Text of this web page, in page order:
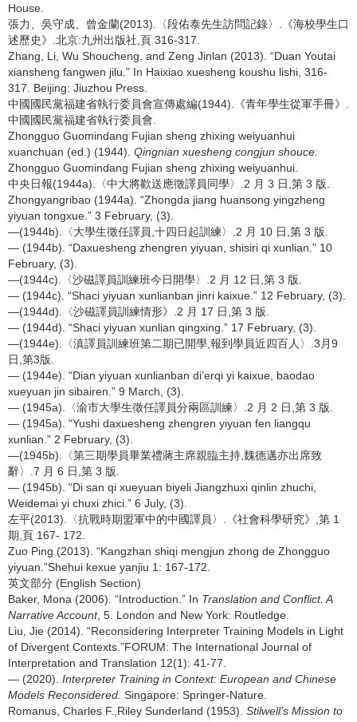
House.
張力、吳守成、曾金蘭(2013).〈段佑泰先生訪問記錄〉.《海校學生口
述歷史》.北京:九州出版社,頁 316-317.
Zhang, Li, Wu Shoucheng, and Zeng Jinlan (2013). “Duan Youtai
xiansheng fangwen jilu.” In Haixiao xuesheng koushu lishi, 316-
317. Beijing: Jiuzhou Press.
中國國民黨福建省執行委員會宣傳處編(1944).《青年學生從軍手冊》.
中國國民黨福建省執行委員會.
Zhongguo Guomindang Fujian sheng zhixing weiyuanhui
xuanchuan (ed.) (1944). Qingnian xuesheng congjun shouce.
Zhongguo Guomindang Fujian sheng zhixing weiyuanhui.
中央日報(1944a).〈中大將歡送應徵譯員同學〉.2 月 3 日,第 3 版.
Zhongyangribao (1944a). “Zhongda jiang huansong yingzheng
yiyuan tongxue.” 3 February, (3).
—(1944b).〈大學生徵任譯員,十四日起訓練〉.2 月 10 日,第 3 版.
— (1944b). “Daxuesheng zhengren yiyuan, shisiri qi xunlian.” 10
February, (3).
—(1944c).〈沙磁譯員訓練班今日開學〉.2 月 12 日,第 3 版.
— (1944c). “Shaci yiyuan xunlianban jinri kaixue.” 12 February, (3).
—(1944d).〈沙磁譯員訓練情形》.2 月 17 日,第 3 版.
— (1944d). “Shaci yiyuan xunlian qingxing.” 17 February, (3).
—(1944e).〈滇譯員訓練班第二期已開學,報到學員近四百人〉.3月9
日,第3版.
— (1944e). “Dian yiyuan xunlianban di’erqi yi kaixue, baodao
xueyuan jin sibairen.” 9 March, (3).
— (1945a).〈渝市大學生徵任譯員分兩區訓練〉.2 月 2 日,第 3 版.
— (1945a). “Yushi daxuesheng zhengren yiyuan fen liangqu
xunlian.” 2 February, (3).
—(1945b).〈第三期學員畢業禮蔣主席親臨主持,魏德邁亦出席致
辭〉.7 月 6 日,第 3 版.
— (1945b). “Di san qi xueyuan biyeli Jiangzhuxi qinlin zhuchi,
Weidemai yi chuxi zhici.” 6 July, (3).
左平(2013).〈抗戰時期盟軍中的中國譯員〉.《社會科學研究》,第 1
期,頁 167- 172.
Zuo Ping (2013). “Kangzhan shiqi mengjun zhong de Zhongguo
yiyuan.”Shehui kexue yanjiu 1: 167-172.
英文部分 (English Section)
Baker, Mona (2006). “Introduction.” In Translation and Conflict. A
Narrative Account, 5. London and New York: Routledge.
Liu, Jie (2014). “Reconsidering Interpreter Training Models in Light
of Divergent Contexts.”FORUM: The International Journal of
Interpretation and Translation 12(1): 41-77.
— (2020). Interpreter Training in Context: European and Chinese
Models Reconsidered. Singapore: Springer-Nature.
Romanus, Charles F.,Riley Sunderland (1953). Stilwell’s Mission to